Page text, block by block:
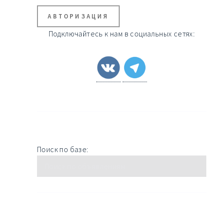
АВТОРИЗАЦИЯ
Подключайтесь к нам в социальных сетях:
Поиск по базе: